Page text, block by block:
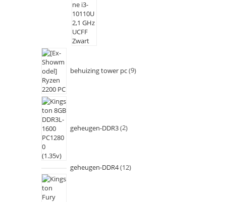
behuizing tower pc 9
geheugen-DDR3 2
geheugen-DDR4 12